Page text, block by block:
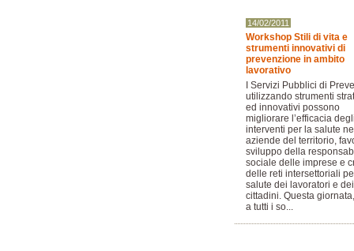
14/02/2011
Workshop Stili di vita e
strumenti innovativi di
prevenzione in ambito
lavorativo
I Servizi Pubblici di
utilizzando strumenti
ed innovativi possono
migliorare l’efficacia
interventi per la salute
aziende del territorio,
sviluppo della
sociale delle imprese e
delle reti intersettoriali
salute dei lavoratori e dei
cittadini. Questa
a tutti i so...